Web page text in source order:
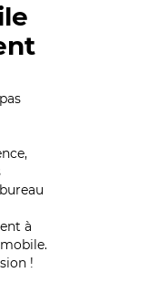
à
!